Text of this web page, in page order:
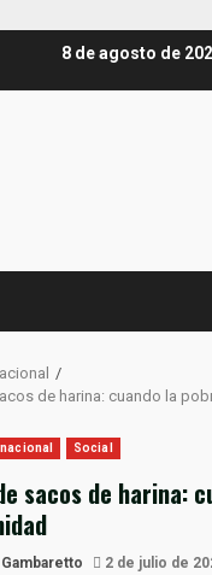
8 de agosto de
de harina: cuando la
Social
sacos de harina:
2 de julio de